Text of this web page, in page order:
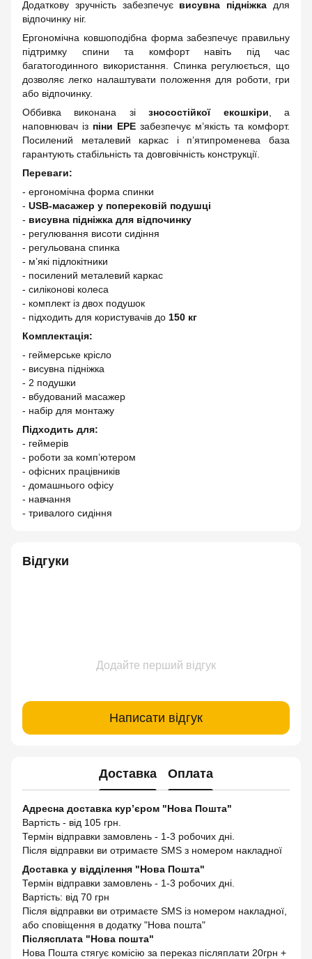
Додаткову зручність забезпечує висувна підніжка для
відпочинку ніг.
Ергономічна ковшоподібна форма забезпечує правильну
підтримку спини та комфорт навіть під час
багатогодинного використання. Спинка регулюється, що
дозволяє легко налаштувати положення для роботи, гри
або відпочинку.
Оббивка виконана зізносостійкої екошкіри , а
наповнювач із піни EPE забезпечує м’якість та комфорт.
Посилений металевий каркас і п’ятипроменева база
гарантують стабільність та довговічність конструкції.
Переваги:
- ергономічна форма спинки
- USB-масажер у поперековій подушці
- висувна підніжка для відпочинку
- регулювання висоти сидіння
- регульована спинка
- м’які підлокітники
- посилений металевий каркас
- силіконові колеса
- комплект із двох подушок
- підходить для користувачів до 150 кг
Комплектація:
- геймерське крісло
- висувна підніжка
- 2 подушки
- вбудований масажер
- набір для монтажу
Підходить для:
- геймерів
- роботи за комп’ютером
- офісних працівників
- домашнього офісу
- навчання
- тривалого сидіння
Відгуки
Додайте перший відгук
Написати відгук
Доставка Оплата
Адресна доставка кур’єром "Нова Пошта"
Вартість - від 105 грн.
Термін відправки замовлень - 1-3 робочих дні.
Після відправки ви отримаєте SMS з номером накладної
Доставка у відділення "Нова Пошта"
Термін відправки замовлень - 1-3 робочих дні.
Вартість: від 70 грн
Після відправки ви отримаєте SMS із номером накладної,
або сповіщення в додатку "Нова пошта"
Післясплата "Нова пошта"
Нова Пошта стягує комісію за переказ післяплати 20грн +